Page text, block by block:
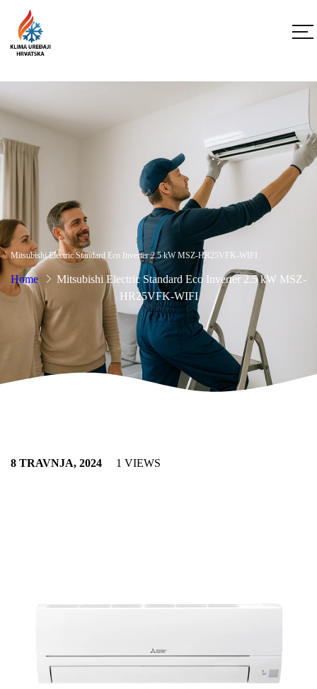
Mitsubishi Electric Standard Eco Inverter 2.5 kW MSZ-HR25VFK-WIFI
Home
Mitsubishi Electric Standard Eco Inverter 2.5 kW MSZ-
HR25VFK-WIFI
8 TRAVNJA, 2024 1 VIEWS